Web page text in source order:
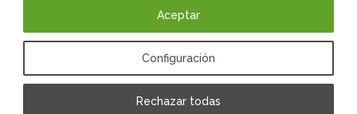
Configuración
Rechazar todas
Aceptar
SÍGUENOS EN REDES SOCIALES
LinkedIn
Instagram